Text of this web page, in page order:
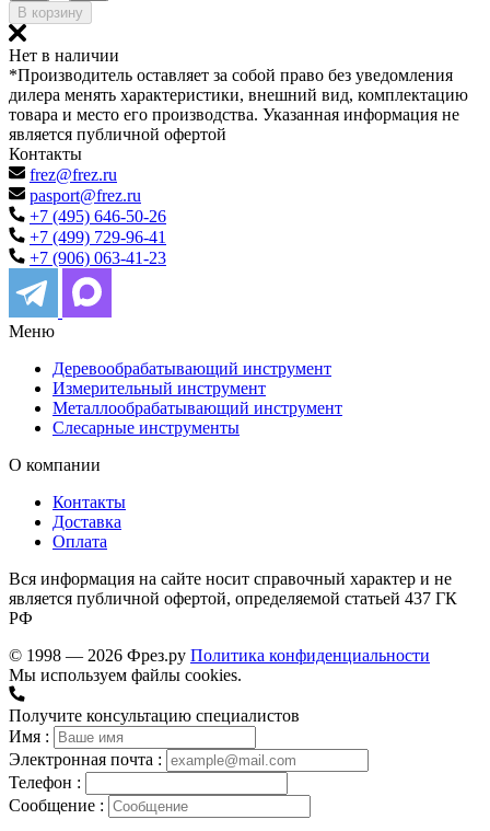
В корзину
Нет в наличии
*Производитель оставляет за собой право без уведомления
дилера менять характеристики, внешний вид, комплектацию
товара и место его производства. Указанная информация не
является публичной офертой
Контакты
frez@frez.ru
pasport@frez.ru
+7 (495) 646-50-26
+7 (499) 729-96-41
+7 (906) 063-41-23
Меню
Деревообрабатывающий инструмент
Измерительный инструмент
Металлообрабатывающий инструмент
Слесарные инструменты
О компании
Контакты
Доставка
Оплата
Вся информация на сайте носит справочный характер и не
является публичной офертой, определяемой статьей 437 ГК
РФ
© 1998 — 2026 Фрез.ру Политика конфиденциальности
Мы используем файлы cookies.
Получите консультацию специалистов
Имя :
Электронная почта :
Телефон :
Сообщение :